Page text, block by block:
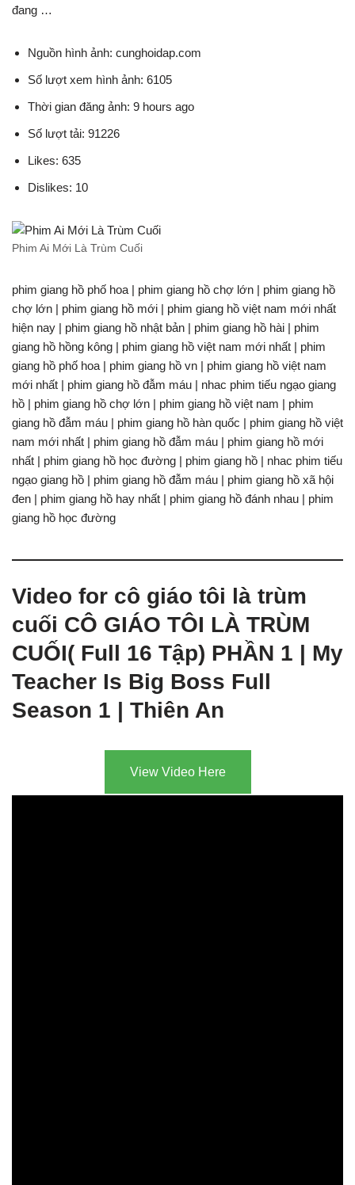
đang …
Nguồn hình ảnh: cunghoidap.com
Số lượt xem hình ảnh: 6105
Thời gian đăng ảnh: 9 hours ago
Số lượt tải: 91226
Likes: 635
Dislikes: 10
Phim Ai Mới Là Trùm Cuối
phim giang hồ phố hoa | phim giang hồ chợ lớn | phim giang hồ
chợ lớn | phim giang hồ mới | phim giang hồ việt nam mới nhất
hiện nay | phim giang hồ nhật bản | phim giang hồ hài | phim
giang hồ hồng kông | phim giang hồ việt nam mới nhất | phim
giang hồ phố hoa | phim giang hồ vn | phim giang hồ việt nam
mới nhất | phim giang hồ đẫm máu | nhac phim tiếu ngạo giang
hồ | phim giang hồ chợ lớn | phim giang hồ việt nam | phim
giang hồ đẫm máu | phim giang hồ hàn quốc | phim giang hồ việt
nam mới nhất | phim giang hồ đẫm máu | phim giang hồ mới
nhất | phim giang hồ học đường | phim giang hồ | nhac phim tiếu
ngạo giang hồ | phim giang hồ đẫm máu | phim giang hồ xã hội
đen | phim giang hồ hay nhất | phim giang hồ đánh nhau | phim
giang hồ học đường
Video for cô giáo tôi là trùm
cuối CÔ GIÁO TÔI LÀ TRÙM
CUỐI( Full 16 Tập) PHẦN 1 | My
Teacher Is Big Boss Full
Season 1 | Thiên An
View Video Here